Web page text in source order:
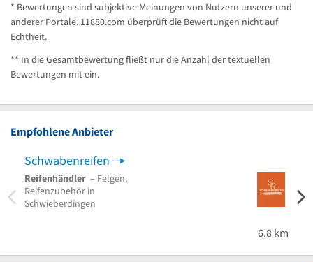
* Bewertungen sind subjektive Meinungen von Nutzern unserer und
anderer Portale. 11880.com überprüft die Bewertungen nicht auf
Echtheit.
** In die Gesamtbewertung fließt nur die Anzahl der textuellen
Bewertungen mit ein.
Empfohlene Anbieter
Schwabenreifen
Reifenhändler – Felgen,
Reifenzubehör in
Schwieberdingen
6,8 km